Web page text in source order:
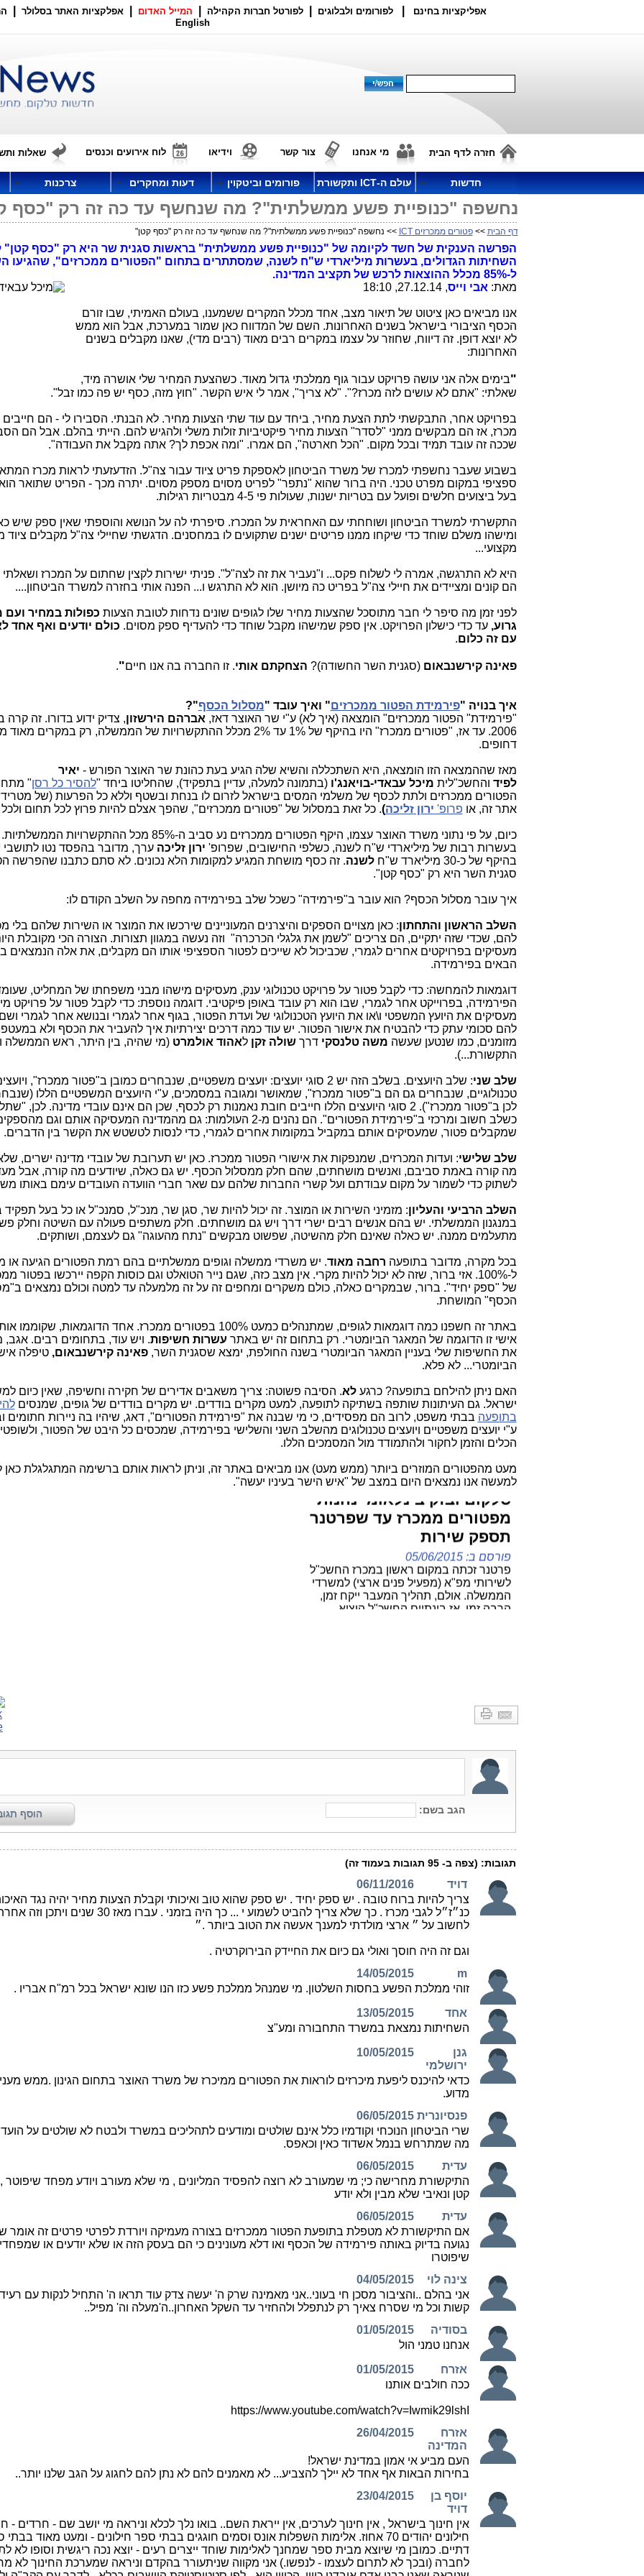
אפליקציות בחינם לפורומים ולבלוגים לפורטל חברות הקהילה המייל האדום אפלקציות האתר בסלולר
English
חזרה לדף הבית מי אנחנו צור קשר וידיאו לוח אירועים וכנסים שאלות
חדשות עולם ה-ICT ותקשורת פורומים וביטקוין דעות ומחקרים צרכנות
נחשפה "כנופיית פשע ממשלתית"? מה שנחשף עד כה זה רק "כסף
דף הבית >>פטורים ממכרזים ICT >> נחשפה "כנופיית פשע ממשלתית"? מה שנחשף עד כה זה רק "כסף קטן"
הפרשה הענקית של חשד לקיומה של "כנופיית פשע ממשלתית" בראשות סגנית שר היא רק "כסף קטן"
השחיתות הגדולים, בעשרות מיליארדי ש"ח לשנה, שמסתתרים בתחום "הפטורים ממכרזים", שהגיעו
ל-85% מכלל ההוצאות לרכש של תקציב המדינה.
מאת: אבי וייס, 27.12.14, 18:10
אנו מביאים כאן ציטוט של תיאור מצב, אחד מכלל המקרים ששמענו, בעולם האמיתי, שבו זורם
הכסף הציבורי בישראל בשנים האחרונות. השם של המדווח כאן שמור במערכת, אבל הוא ממש
לא יוצא דופן. זה דיווח, שחוזר על עצמו במקרים רבים מאוד (רבים מדי), שאנו מקבלים בשנים
האחרונות:
"בימים אלה אני עושה פרויקט עבור גוף ממלכתי גדול מאוד. כשהצעת המחיר שלי אושרה מיד,
שאלתי: "אתם לא עושים לזה מכרז?". "לא צריך", אמר לי איש הקשר. "חוץ מזה, כסף יש פה כמו זבל".
בפרויקט אחר, התבקשתי לתת הצעת מחיר, ביחד עם עוד שתי הצעות מחיר. לא הבנתי. הסבירו לי - הם
מכרז, אז הם מבקשים ממני "לסדר" הצעות מחיר פיקטיביות זולות משלי ולהגיש להם. הייתי בהלם. אבל הם
שככה זה עובד תמיד ובכל מקום. "הכל חארטה", הם אמרו. "ומה אכפת לך? אתה מקבל את העבודה".
בשבוע שעבר נחשפתי למכרז של משרד הביטחון לאספקת פריט ציוד עבור צה"ל. הזדעזעתי לראות מכרז
ספציפי במקום מפרט טכני. היה ברור שהוא "נתפר" לפריט מסוים מספק מסוים. יתרה מכך - הפריט שתואר הוא
בעל ביצועים חלשים ופועל עם בטריות ישנות, שעולות פי 4-5 מבטריות רגילות.
התקשרתי למשרד הביטחון ושוחחתי עם האחראית על המכרז. סיפרתי לה על הנושא והוספתי שאין ספק שיש
ומישהו משלם שוחד כדי שיקחו ממנו פריטים ישנים שתקועים לו במחסנים. הדגשתי שחיילי צה"ל מקבלים ציוד
מקצועי...
היא לא התרגשה, אמרה לי לשלוח פקס... ו"נעביר את זה לצה"ל". פניתי ישירות לקצין שחתום על המכרז ושאלתי
הם קונים ומציידים את חיילי צה"ל בפריט כה מיושן. הוא לא התרגש ו... הפנה אותי בחזרה למשרד הביטחון....
לפני זמן מה סיפר לי חבר מתוסכל שהצעות מחיר שלו לגופים שונים נדחות לטובת הצעות כפולות במחיר
גרוע, עד כדי כישלון הפרויקט. אין ספק שמישהו מקבל שוחד כדי להעדיף ספק מסוים. כולם יודעים ואף אחד
עם זה כלום.
פאינה קירשנבאום(סגנית השר החשודה)? הצחקתם אותי. זו החברה בה אנו חיים"
.
איך בנויה "פירמידת הפטור ממכרזים" ואיך עובד "מסלול הכסף"?
"פירמידת" הפטור ממכרזים" הומצאה (איך לא) ע"י שר האוצר דאז, אברהם הירשזון, צדיק ידוע בדורו. זה קרה
2006. עד אז, "פטורים ממכרז" היו בהיקף של 1% עד 2% מכלל ההתקשרויות של הממשלה, רק
דחופים.
מאז שההמצאה הזו הומצאה, היא השתכללה והשיא שלה הגיע בעת כהונת שר האוצר הפורש - יאיר
לפיד והחשכ"לית מיכל עבאדי-בויאנג'ו (בתמונה למעלה, עדיין בתפקיד), שהחליטו ביחד "להסיר כל רסן"
הפטורים ממכרזים ולתת לכסף של משלמי המסים בישראל לזרום לו בנחת ובשטף וללא כל הפרעות (של
אתר זה, או פרופ' ירון זליכה). כל זאת במסלול של "פטורים ממכרזים", שהפך אצלם להיות פרוץ לכל תחום
כיום, על פי נתוני משרד האוצר עצמו, היקף הפטורים ממכרזים נע סביב ה-85% מכל
בעשרות רבות של מיליארדי ש"ח לשנה, כשלפי החישובים, שפרופ' ירון זליכה ערך, מדובר בהפסד נטו לתושבי
בהיקף של כ-30 מיליארד ש"ח
לשנה. זה כסף מושחת המגיע למקומות הלא נכונים. לא סתם כתבנו שהפרשה
סגנית השר היא רק "כסף קטן".
איך עובר מסלול הכסף? הוא עובר ב"פירמידה" כשכל שלב בפירמידה מחפה על השלב הקודם לו:
השלב הראשון והתחתון: כאן מצויים הספקים והיצרנים המעוניינים שירכשו את המוצר או השירות שלהם בלי
להם, שכדי שזה יתקיים, הם צריכים "לשמן את גלגלי הכרכרה" וזה נעשה במגוון תצורות. הצורה הכי מקובלת
מעסיקים בפרויקטים אחרים לגמרי, שכביכול לא שייכים לפטור הספציפי אותו הם מקבלים, את אלה הנמצאים
הבאים בפירמידה.
דוגמאות להמחשה: כדי לקבל פטור על פרויקט טכנולוגי ענק, מעסיקים מישהו מבני משפחתו של המחליט,
הפירמידה, בפרוייקט אחר לגמרי, שבו הוא רק עובד באופן פיקטיבי. דוגמה נוספת: כדי לקבל פטור על פרויקט
מעסיקים את היועץ המשפטי ו\או את היועץ הטכנולוגי של ועדת הפטור, בגוף אחר לגמרי ובנושא אחר לגמרי
להם סכומי עתק כדי להבטיח את אישור הפטור. יש עוד כמה דרכים יצירתיות איך להעביר את הכסף ולא
מזומנים, כמו שנטען שעשה משה טלנסקי דרךשולה זקן לאהוד אולמרט(מי שהיה, בין היתר, ראש הממשלה
התקשורת...).
שלב שני
: שלב היועצים. בשלב הזה יש 2 סוגי יועצים: יועצים משפטיים, שנבחרים כמובן ב"פטור ממכרז",
טכנולוגיים, שנבחרים גם הם ב"פטור ממכרז", שמאושר ומגובה במסמכים, ע"י היועצים המשפטיים הללו
לכן ב"פטור ממכרז"). 2 סוגי היועצים הללו חייבים חובת נאמנות רק לכסף, שכן הם אינם עובדי מדינה. לכן,
כשלב חשוב ומרכזי ב"פירמידת הפטורים". הם נהנים מ-2 העולמות: גם מהמדינה המעסיקה אותם וגם
שמקבלים פטור, שמעסיקים אותם במקביל במקומות אחרים לגמרי, כדי לנסות לטשטש את הקשר בין הדברים.
שלב שלישי: ועדות המכרזים, שמנפקות את אישורי הפטור ממכרז. כאן יש תערובת של עובדי מדינה ישרים, שלא
מה קורה באמת סביבם, ואנשים מושחתים, שהם חלק ממסלול הכסף. יש גם כאלה, שיודעים מה קורה, אבל
לשתוק כדי לשמור על מקום עבודתם ועל קשרי החברות שלהם עם שאר חברי הוועדה העובדים עימם באותו
השלב הרביעי והעליון: מזמיני השירות או המוצר. זה יכול להיות שר, סגן שר, מנכ"ל, סמנכ"ל או כל בעל
במנגנון הממשלתי. יש בהם אנשים רבים ישרי דרך ויש גם מושחתים. חלק משתפים פעולה עם השיטה וחלק
מתעלמים ממנה. יש כאלה שאינם חלק מהשיטה, שפשוט מבקשים "נתח מהעוגה" גם לעצמם, ושותקים.
בכל מקרה, מדובר בתופעה רחבה מאוד. יש משרדי ממשלה וגופים ממשלתיים בהם רמת הפטורים הגיעה
ל-100%. אזי ברור, שזה לא יכול להיות מקרי. אין מצב כזה, שגם נייר הטואלט וגם כוסות הקפה יירכשו בפטור
של "ספק יחיד". ברור, שבמקרים כאלה, כולם משקרים ומחפים זה על זה מלמעלה עד למטה וכולם נמצאים
הכסף" המושחת.
באתר זה חשפנו כמה דוגמאות לגופים, שמתנהלים כמעט 100% בפטורים ממכרז. אחד הדוגמאות,
אישי זו הדוגמה של המאגר הביומטרי. רק בתחום זה יש באתר עשרות חשיפות. ויש עוד, בתחומים רבים.
את החשיפות שלי בעניין המאגר הביומטרי בשנה החולפת, ימצא שסגנית השר,פאינה קירשנבאום,טיפלה
הביומטרי... לא פלא.
האם ניתן להילחם בתופעה? כרגעלא. הסיבה פשוטה: צריך משאבים אדירים של חקירה וחשיפה, שאין כיום
ישראל. גם העיתונות שותפה בשתיקה לתופעה, למעט מקרים בודדים. יש מקרים בודדים של גופים, שמנסים
בתופעה בבתי משפט, לרוב הם מפסידים, כי מי שבנה את "פירמידת הפטורים", דאג, שיהיו בה ניירות חתומים
ע"י יועצים משפטיים ויועצים טכנולוגים מהשלב השני והשלישי בפירמידה, שמכסים כל היבט של הפטור,
הכלים והזמן לחקור ולהתמודד מול המסמכים הללו.
מעט מהפטורים המוזרים ביותר (ממש מעט) אנו מביאים באתר זה, וניתן לראות אותם ברשימה המתגלגלת
למעשה אנו נמצאים היום במצב של "איש הישר בעיניו יעשה".
קב"ט משרד התקשורת בחוות
דעת "ביטחונית" מופקרת כדי
למנוע קיום מכרז
פורסם ב: 30/06/2021
כדי להתחמק מקיום מכרז לחניית עובדי
משרד התקשורת בירושלים, חוות דעתו
"המקצועית" של הקב"ט, אסף גרונדמן,
"מחלקת" את ירושלים ו"קובעת", שההליכה
הציבור. מאת: Telecom News
המשך לקרוא »
גיליתם "פטור ממכרז" שלא
ולהתמודד בו? תערערו!
פורסם ב: 02/12/2020
במכרזים", שעד 2016 הגיעו ל-80% מכלל
הוצאות הממשלה העוברות דרך "מנהל
הרכש" בחשכ"ל (משרד האוצר). כעת זה
שבו הערעור התקבל. מאת: אבי וייס
המשך לקרוא »
עושה צחוק מיועצי התקשורת
פורסם ב: 14/05/2016
לא די בכך שמשרדי הייעוץ בתחום התקשורת
הגדולה בתחום: אגינקס), משרד הבינוי
והשיכון מוסיף "שמן למדורה", תוך צפצוף על
חוקי התכנון והבנייה וחוק המכרזים, מאת:
אבי וייס
המשך לקרוא »
סלקום ובזק בינלאומי נהנות
מפטורים ממכרז עד שפרטנר
תספק שירות
פורסם ב: 05/06/2015
פרטנר זכתה במקום ראשון במכרז החשכ"ל
לשירותי מפ"א (מפעיל פנים ארצי) למשרדי
הממשלה. אולם, תהליך המעבר ייקח זמן,
הרבה זמן. אז בינתיים החשכ"ל הוציא
"פטורים ממכרז" לסלקום ולבזק בינלאומי.
פורסם ב: 07/01/2015
משאד התקשורת נתן פטור ממכרז לראובן
המשך לקרוא »
איך "מכונת הפטורים
ממכרזים" בממשל זמין
עובדת
פורסם ב: 25/03/2015
"התלבשתי" על פטור אחד ממכרז של
הממשלה. עד לאחרונה יחידה במשרד
האוצר), פטור למערכת הגנה מפני התקפות
סייבר ע"י ביזור שרתים, פטור מאוד מוזר,
שניתן לאקמאי. מאת: אבי וייס
המשך לקרוא »
למה משרד הבינוי צריך
מכשירי קשר יקרים של רשת
החירום הלאומית?
פורסם ב: 06/01/2015
משרד ממשלתי נוסף הצטרף לפטנט החדש
לעקוף את הצורך בקיום מכרזים: כל גוף
ממלכתי וממשלתי מכריז על עצמו, שהוא
חלק מרשת החירום הלאומית ורוכש מכשירי
קשר יקרים לשומרים ולמאבטחים אצלו בלי
מכרז. מאת: אבי וייס
המשך לקרוא »
עוד פטור שערורייתי ממכרז
מטעם משרד ראש הממשלה
בתחום קוד פתוח
פורסם ב: 21/01/2015
משרד ראש הממשלה נתן פטור ממכרז
ל-2BOpen על סמך נימוקים המנותקים
מהמציאות ומהווים מס שפתיים בלבד.
המשך לקרוא »
פטור ממכרז מטעם משרד
התקשורת
פורסם ב: 05/01/2015
משרד התקשורת נתן פטור ממכרז לרותם
אסטרטגיות עסקיות.
המשך לקרוא »
התקשורת
פורסם ב: 05/01/2015
משרד התקשורת נתן פטור ממכרז לאבנת
המשך לקרוא »
יש 24 עמודים
1
2
3
4 לעמוד הבא